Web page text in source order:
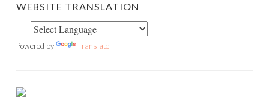
WEBSITE TRANSLATION
Powered by Translate